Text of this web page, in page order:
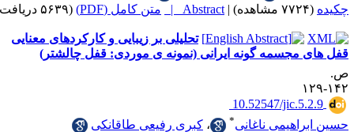
|
Abstract | متن کامل (PDF) (۵۶۳۹ دریافت)
تحلیلی بر زیبایی و کارکردهای معنایی
مجسمه گونه ایرانی (نمونه ی موردی: قفل چالشتر)
10.52547/
ناغانی
،کبری رفیعی طاقانکی